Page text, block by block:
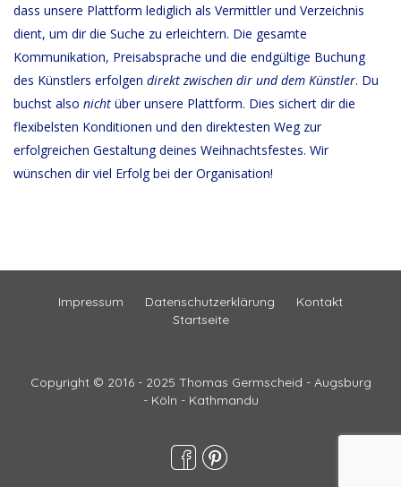
dass unsere Plattform lediglich als Vermittler und Verzeichnis
dient, um dir die Suche zu erleichtern. Die gesamte
Kommunikation, Preisabsprache und die endgültige Buchung
des Künstlers erfolgen direkt zwischen dir und dem Künstler. Du
buchst also nicht über unsere Plattform. Dies sichert dir die
flexibelsten Konditionen und den direktesten Weg zur
erfolgreichen Gestaltung deines Weihnachtsfestes. Wir
wünschen dir viel Erfolg bei der Organisation!
Impressum Datenschutzerklärung
Kontakt
Startseite
Copyright © 2016 - 2025 Thomas Germscheid - Augsburg
- Köln - Kathmandu